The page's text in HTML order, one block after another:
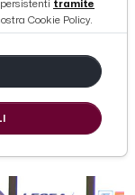
le voci di
gara
tramite
Cookie Policy.